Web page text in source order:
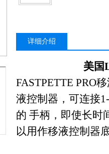
详细介绍
美国
FASTPETTE PRO
液控制器，可连接
的 手柄，即使长时
以用作移液控制器